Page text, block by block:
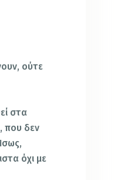
ούτε
στα
που δεν
όχι με